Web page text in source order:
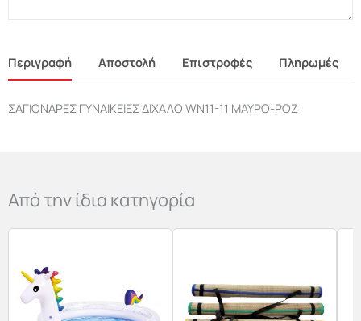
Περιγραφή Αποστολή Επιστροφές Πληρωμές
ΣΑΓΙΟΝΑΡΕΣ ΓΥΝΑΙΚΕΙΕΣ ΔΙΧΑΛΟ WN11-11 ΜΑΥΡΟ-ΡΟΖ
Από την ίδια κατηγορία